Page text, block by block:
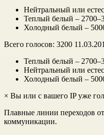
Нейтральный или
Теплый белый –
Холодный белый –
Всего голосов: 3200
Теплый белый –
Нейтральный или
Холодный белый –
× Вы или с вашего IP уже
Плавные линии переходов
коммуникации.